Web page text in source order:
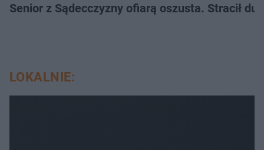
Senior z Sądecczyzny ofiarą oszusta. Stracił
LOKALNIE: